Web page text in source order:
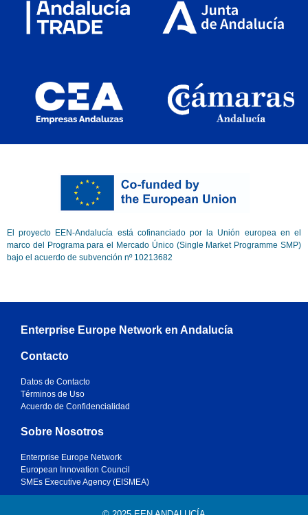
El proyecto EEN-Andalucía está cofinanciado por la Unión europea en el
marco del Programa para el Mercado Único (Single Market Programme SMP)
bajo el acuerdo de subvención nº 10213682
Enterprise Europe Network en Andalucía
Contacto
Datos de Contacto
Términos de Uso
Acuerdo de Confidencialidad
Sobre Nosotros
Enterprise Europe Network
European Innovation Council
SMEs Executive Agency (EISMEA)